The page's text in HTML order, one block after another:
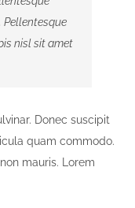
nisl sit amet
Donec suscipit
quam commodo.
mauris. Lorem